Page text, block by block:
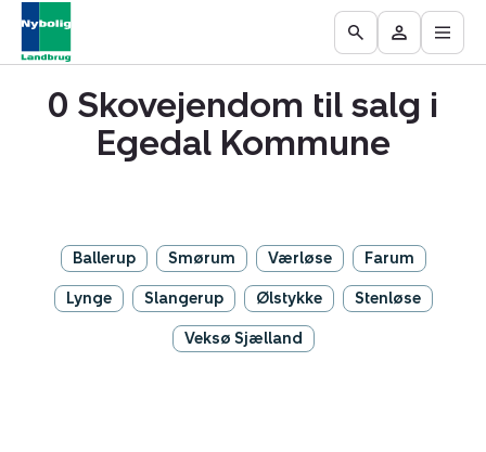
Ejendomme
til
Find
mægler
Få
vurderet
ejendom
Go
to
the
Search
page
Besøg
Mit
område
Åbn
0 Skovejendom til salg i
Egedal Kommune
Ballerup Smørum Værløse Farum
Lynge Slangerup Ølstykke Stenløse
Veksø Sjælland